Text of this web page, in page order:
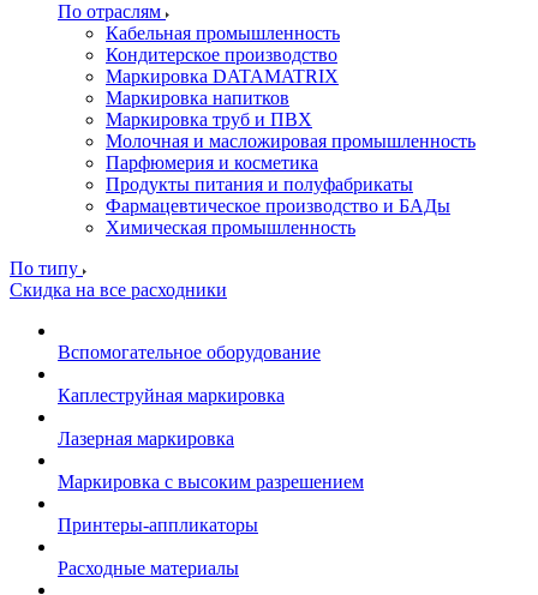
По отраслям
Кабельная промышленность
Кондитерское производство
Маркировка DATAMATRIX
Маркировка напитков
Маркировка труб и ПВХ
Молочная и масложировая промышленность
Парфюмерия и косметика
Продукты питания и полуфабрикаты
Фармацевтическое производство и БАДы
Химическая промышленность
По типу
Скидка на все расходники
Вспомогательное оборудование
Каплеструйная маркировка
Лазерная маркировка
Маркировка с высоким разрешением
Принтеры-аппликаторы
Расходные материалы